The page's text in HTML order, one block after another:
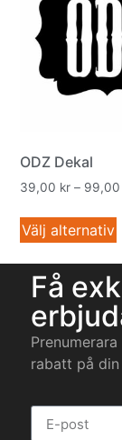
ODZ Dekal
39,00 kr – 99,00
Välj alternativ
Få
rabatt på